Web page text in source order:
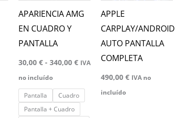
APARIENCIA AMG
EN CUADRO Y
PANTALLA
30,00 € - 340,00 € IVA
no incluído
Pantalla
Cuadro
Pantalla + Cuadro
Las
opciones
se
elegir
en
página
APPLE
CARPLAY/ANDROID
AUTO PANTALLA
COMPLETA
490,00€ IVA no
incluído